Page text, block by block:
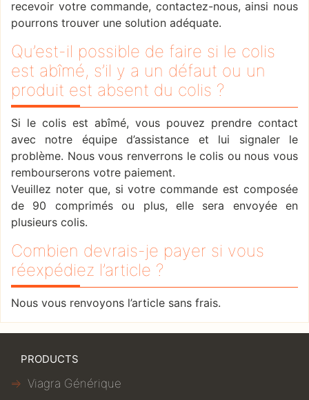
recevoir votre commande, contactez-nous, ainsi nous
pourrons trouver une solution adéquate.
Qu’est-il possible de faire si le colis
est abîmé, s’il y a un défaut ou un
produit est absent du colis ?
Si le colis est abîmé, vous pouvez prendre contact
avec notre équipe d’assistance et lui signaler le
problème. Nous vous renverrons le colis ou nous vous
rembourserons votre paiement.
Veuillez noter que, si votre commande est composée
de 90 comprimés ou plus, elle sera envoyée en
plusieurs colis.
Combien devrais-je payer si vous
réexpédiez l’article ?
Nous vous renvoyons l’article sans frais.
PRODUCTS
Viagra Générique